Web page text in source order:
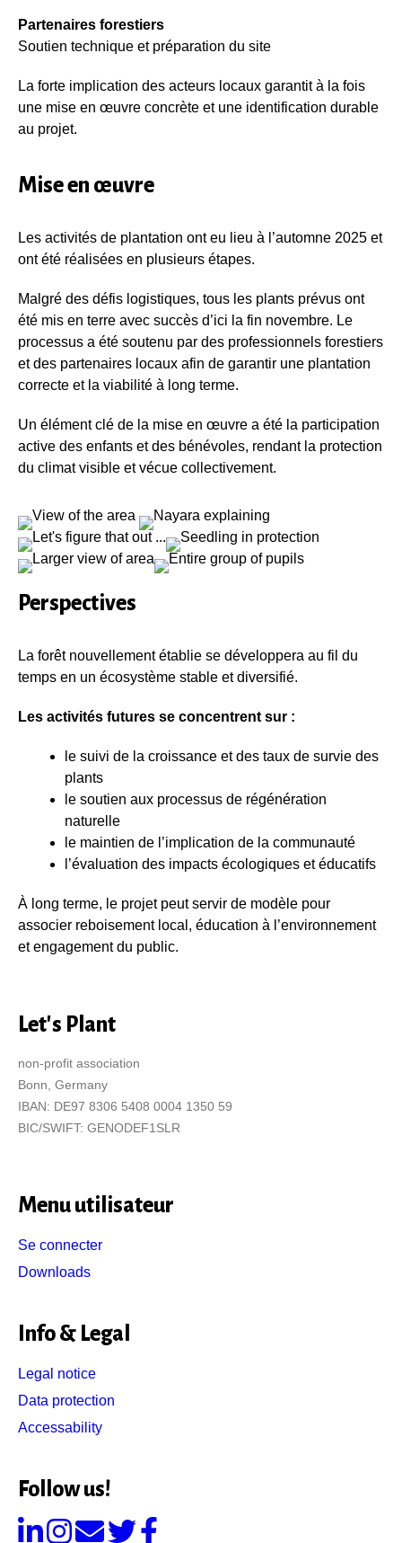
Partenaires forestiers
Soutien technique et préparation du site
La forte implication des acteurs locaux garantit à la fois
une mise en œuvre concrète et une identification durable
au projet.
Mise en œuvre
Les activités de plantation ont eu lieu à l’automne 2025 et
ont été réalisées en plusieurs étapes.
Malgré des défis logistiques, tous les plants prévus ont
été mis en terre avec succès d’ici la fin novembre. Le
processus a été soutenu par des professionnels forestiers
et des partenaires locaux afin de garantir une plantation
correcte et la viabilité à long terme.
Un élément clé de la mise en œuvre a été la participation
active des enfants et des bénévoles, rendant la protection
du climat visible et vécue collectivement.
Perspectives
La forêt nouvellement établie se développera au fil du
temps en un écosystème stable et diversifié.
Les activités futures se concentrent sur :
le suivi de la croissance et des taux de survie des
plants
le soutien aux processus de régénération
naturelle
le maintien de l’implication de la communauté
l’évaluation des impacts écologiques et éducatifs
À long terme, le projet peut servir de modèle pour
associer reboisement local, éducation à l’environnement
et engagement du public.
Let's Plant
non-profit association
Bonn, Germany
IBAN: DE97 8306 5408 0004 1350 59
BIC/SWIFT: GENODEF1SLR
Menu utilisateur
Se connecter
Downloads
Info & Legal
Legal notice
Data protection
Accessability
Follow us!